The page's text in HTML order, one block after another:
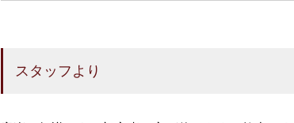
スタッフより